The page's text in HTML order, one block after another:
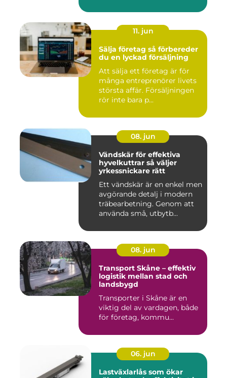
11. jun
Sälja företag så förbereder
du en lyckad försäljning
Att sälja ett företag är för
många entreprenörer livets
största affär. Försäljningen
rör inte bara p...
08. jun
Vändskär för effektiva
hyvelkuttrar så väljer
yrkessnickare rätt
Ett vändskär är en enkel men
avgörande detalj i modern
träbearbetning. Genom att
använda små, utbytb...
08. jun
Transport Skåne – effektiv
logistik mellan stad och
landsbygd
Transporter i Skåne är en
viktig del av vardagen, både
för företag, kommu...
06. jun
Lastväxlarlås som ökar